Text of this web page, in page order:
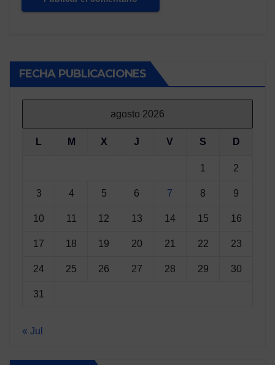
FECHA PUBLICACIONES
agosto 2026
L M X J V S D
1 2
3 4 5 6 7 8 9
10 11 12 13 14 15 16
17 18 19 20 21 22 23
24 25 26 27 28 29 30
31
« Jul